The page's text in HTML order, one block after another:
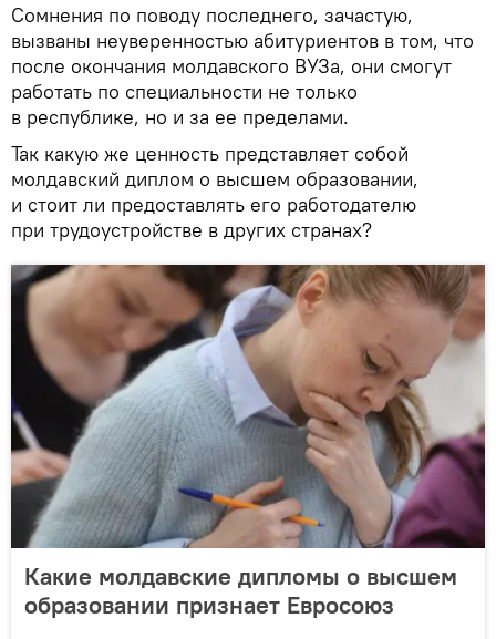
Сомнения по поводу последнего, зачастую,
вызваны неуверенностью абитуриентов в том, что
после окончания молдавского ВУЗа, они смогут
работать по специальности не только
в республике, но и за ее пределами.
Так какую же ценность представляет собой
молдавский диплом о высшем образовании,
и стоит ли предоставлять его работодателю
при трудоустройстве в других странах?
Какие молдавские дипломы о высшем
образовании признает Евросоюз